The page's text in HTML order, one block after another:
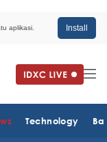
aplikasi. Install
Technology